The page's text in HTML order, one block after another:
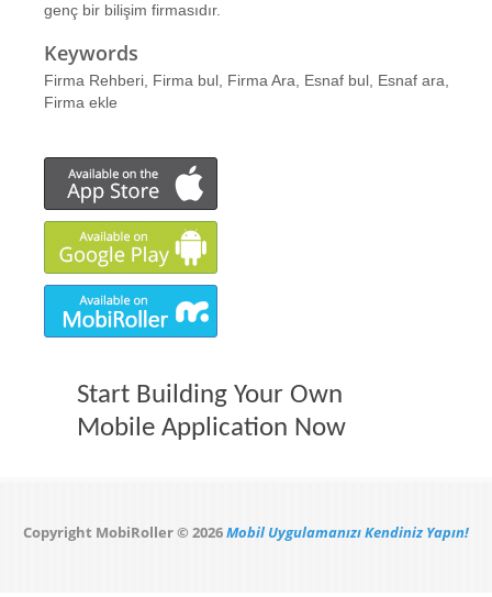
genç bir bilişim firmasıdır.
Keywords
Firma Rehberi, Firma bul, Firma Ara, Esnaf bul, Esnaf ara,
Firma ekle
Start Building Your Own
Mobile Application Now
Copyright MobiRoller © 2026Mobil Uygulamanızı Kendiniz Yapın!